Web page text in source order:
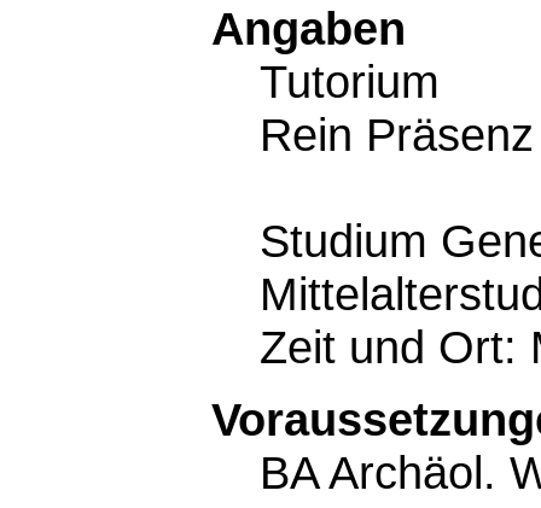
Angaben
Tutorium
Rein Präsenz
Studium
Zeit und Ort:
BA Archäol.